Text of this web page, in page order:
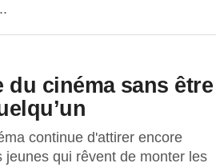
du cinéma sans être
continue d'attirer encore
jeunes qui rêvent de monter les